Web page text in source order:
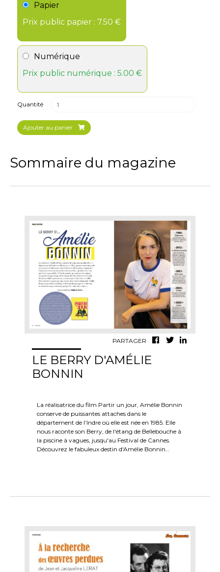
Papier
Prix public papier : 7.50 €
Numérique
Prix public numérique : 5.00 €
Quantité
Ajouter au panier
Sommaire du magazine
LE BERRY D'AMÉLIE
BONNIN
PARTAGER
La réalisatrice du film Partir un jour, Amélie Bonnin
conserve de puissantes attaches dans le
département de l’Indre où elle est née en 1985. Elle
nous raconte son Berry, de l'étang de Bellebouche à
la piscine à vagues, jusqu'au Festival de Cannes.
Découvrez le fabuleux destin d'Amélie Bonnin…